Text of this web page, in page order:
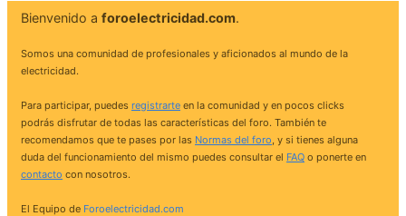
Bienvenido a foroelectricidad.com.
Somos una comunidad de profesionales y aficionados al mundo de la
electricidad.
Para participar, puedes registrarte en la comunidad y en pocos clicks
podrás disfrutar de todas las características del foro. También te
recomendamos que te pases por las Normas del foro, y si tienes alguna
duda del funcionamiento del mismo puedes consultar el FAQ o ponerte en
contacto con nosotros.
El Equipo de Foroelectricidad.com